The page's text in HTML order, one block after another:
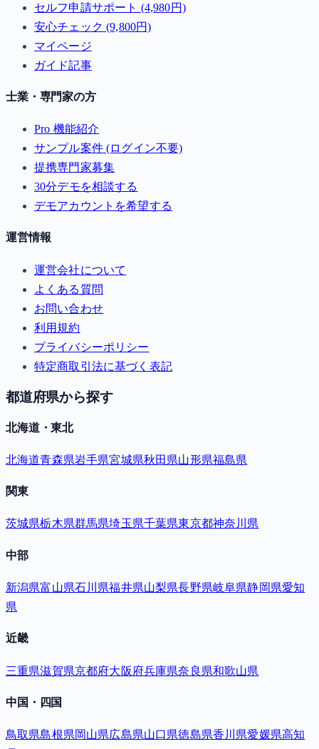
セルフ申請サポート (4,980円)
安心チェック (9,800円)
マイページ
ガイド記事
士業・専門家の方
Pro 機能紹介
サンプル案件 (ログイン不要)
提携専門家募集
30分デモを相談する
デモアカウントを希望する
運営情報
運営会社について
よくある質問
お問い合わせ
利用規約
プライバシーポリシー
特定商取引法に基づく表記
都道府県から探す
北海道・東北
北海道青森県岩手県宮城県秋田県山形県福島県
関東
茨城県栃木県群馬県埼玉県千葉県東京都神奈川県
中部
新潟県富山県石川県福井県山梨県長野県岐阜県静岡県愛知
県
近畿
三重県滋賀県京都府大阪府兵庫県奈良県和歌山県
中国・四国
鳥取県島根県岡山県広島県山口県徳島県香川県愛媛県高知